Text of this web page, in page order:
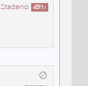
Staženo: 4511x